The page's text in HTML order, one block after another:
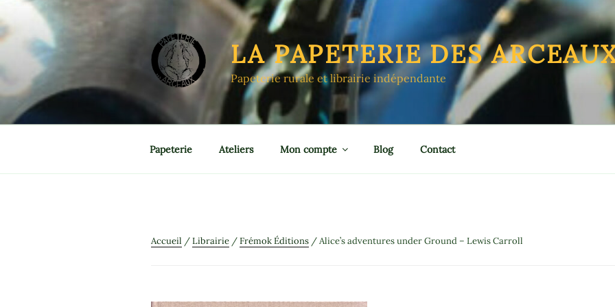
au
contenu
principal
LA PAPETERIE DES
Papeterie rurale et librairie indépendante
Papeterie Ateliers Mon compte Blog Contact
Accueil /Librairie /Frémok Éditions / Alice’s adventures under Ground – Lewis Carroll